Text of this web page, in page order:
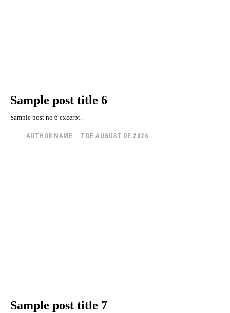
Sample post title 6
Sample post no 6 excerpt.
AUTHOR NAME - 7 DE AUGUST DE 2026
Sample post title 7